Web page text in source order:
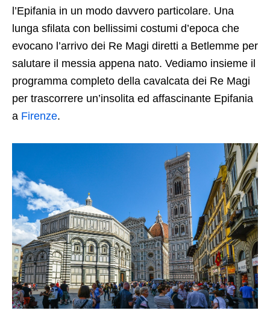
l’Epifania in un modo davvero particolare. Una
lunga sfilata con bellissimi costumi d’epoca che
evocano l’arrivo dei Re Magi diretti a Betlemme per
salutare il messia appena nato. Vediamo insieme il
programma completo della cavalcata dei Re Magi
per trascorrere un’insolita ed affascinante Epifania
a Firenze.